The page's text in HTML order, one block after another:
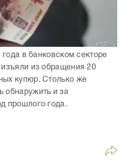
в банковском секторе
из обращения 20
купюр. Столько же
обнаружить и за
прошлого года.